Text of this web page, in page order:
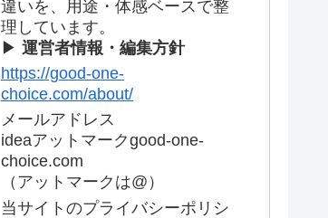
違いを、用途・体感ベースで整
理しています。
▶ 運営者情報・編集方針
https://good-one-
choice.com/about/
メールアドレス
ideaアットマークgood-one-
choice.com
（アットマークは@）
当サイトのプライバシーポリシ